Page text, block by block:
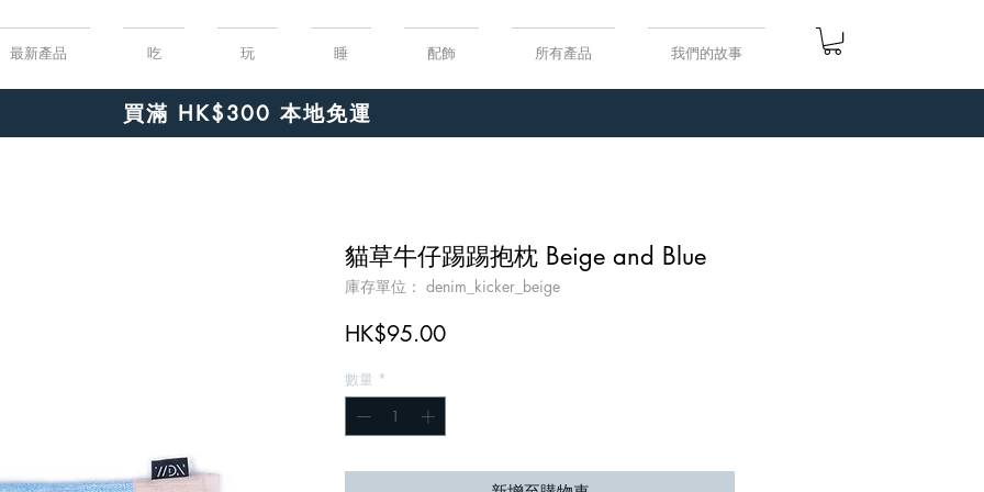
最新產品 吃 玩 睡 配飾 所有產品 我們的故事
貓草牛仔踢踢抱枕 Beige and Blue
庫存單位： denim_kicker_beige
HK$95.00價
數量 *
Order $150 or more for free shipping!
買滿 HK$300 本地免運